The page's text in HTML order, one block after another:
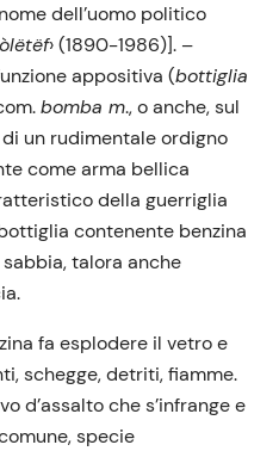
dell’uomo politico
ëtëf› (1890-1986)]. –
appositiva (bottiglia
bomba m., o anche, sul
di un rudimentale ordigno
come arma bellica
della guerriglia
contenente benzina
talora anche
fa esplodere il vetro e
schegge, detriti, fiamme.
d’assalto che s’infrange e
specie